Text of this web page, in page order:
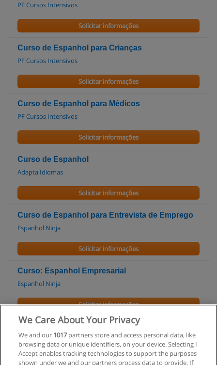
PF Cursos Intensivos
Solicitar informações
Curso de Espanhol para Crianças
PF Cursos Intensivos
Solicitar informações
Curso de Espanhol para Médicos
PF Cursos Intensivos
Solicitar informações
Curso de Espanhol
Adapta Idiomas
Solicitar informações
Curso de Espanhol para Entrevista de Emprego
Espanhol Ninja
Solicitar informações
Curso: Espanhol Empresarial
Espanhol Ninja
Solicitar informações
Curso de Formação Básica em Espanhol com
tutoria em tempo real - Módulo 1
Fábrica de Cursos
We Care About Your Privacy
We and our 1017partners store and access personal data, like
browsing data or unique identifiers, on your device. Selecting I
Accept enables tracking technologies to support the purposes
shown under we and our partners process data to provide. If